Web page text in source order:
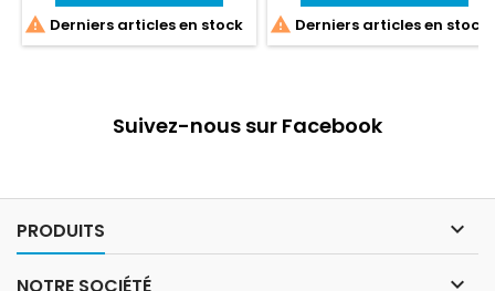
 Derniers articles en stock  Derniers articles en stock
Suivez-nous sur Facebook
PRODUITS 
